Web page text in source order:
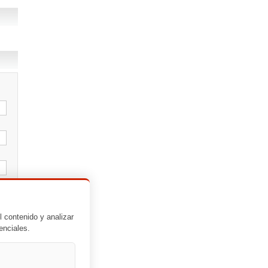
contenido y analizar